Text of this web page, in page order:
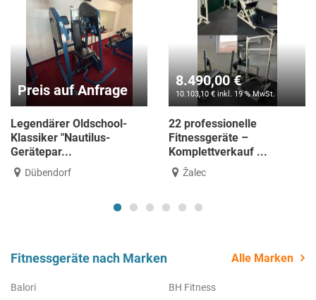
8.490,00 €
10.103,10 € inkl. 19 % MwSt.
22 professionelle
Fitnessgeräte –
Komplettverkauf ...
2.490,00 €
2.963,10 € inkl. 19 %
Matrix Ultra mit
Konsole –
–...
Fitnessgeräte nach Marken Alle Marken
Balori
BH Fitness